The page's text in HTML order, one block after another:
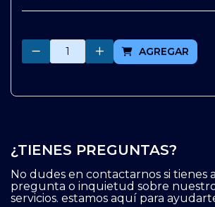
AGREGAR
¿TIENES PREGUNTAS?
No dudes en contactarnos si tienes
pregunta o inquietud sobre
servicios. estamos aquí para